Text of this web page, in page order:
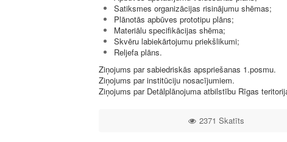
Satiksmes organizācijas risinājumu shēmas;
Plānotās apbūves prototipu plāns;
Materiālu specifikācijas shēma;
Skvēru labiekārtojumu priekšlikumi;
Reljefa plāns.
Ziņojums par sabiedriskās apspriešanas 1.posmu.
Ziņojums par institūciju nosacījumiem.
Ziņojums par Detālplānojuma atbilstību Rīgas
2371 Skatīts